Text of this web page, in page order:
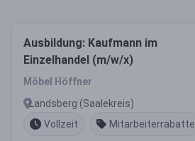
Ausbildung: Kaufmann im
Einzelhandel (m/w/x)
Möbel Höffner
Landsberg (Saalekreis)
Vollzeit
Mitarbeiterrabatte